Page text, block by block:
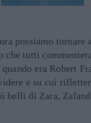
possiamo tornare
che tutti
era Robert
e su cui
belli di Zara,